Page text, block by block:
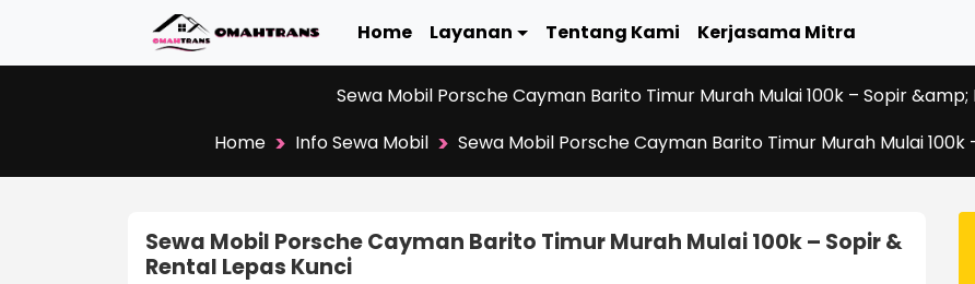
Home Layanan Tentang Kami Kerjasama Mitra
Sewa Mobil Porsche Cayman Barito Timur Murah Mulai 100k – Sopir &amp;
Home > Info Sewa Mobil > Sewa Mobil Porsche Cayman Barito Timur Murah Mulai
Sewa Mobil Porsche Cayman Barito Timur Murah Mulai 100k – Sopir &
Rental Lepas Kunci